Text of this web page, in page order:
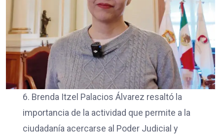
6. Brenda Itzel Palacios Álvarez resaltó la
importancia de la actividad que permite a la
ciudadanía acercarse al Poder Judicial y